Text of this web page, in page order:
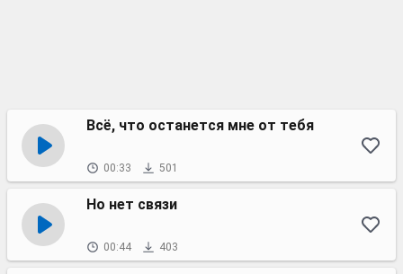
Всё, что останется мне от тебя
00:33 501
Но нет связи
00:44 403